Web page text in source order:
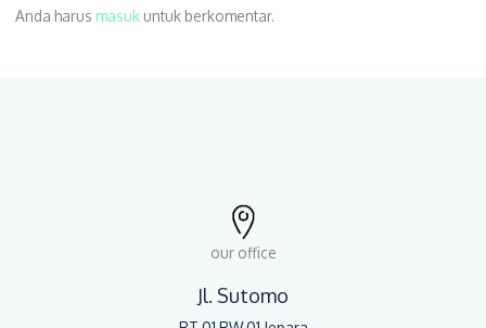
Anda harus masukuntuk berkomentar.
our office
Jl. Sutomo